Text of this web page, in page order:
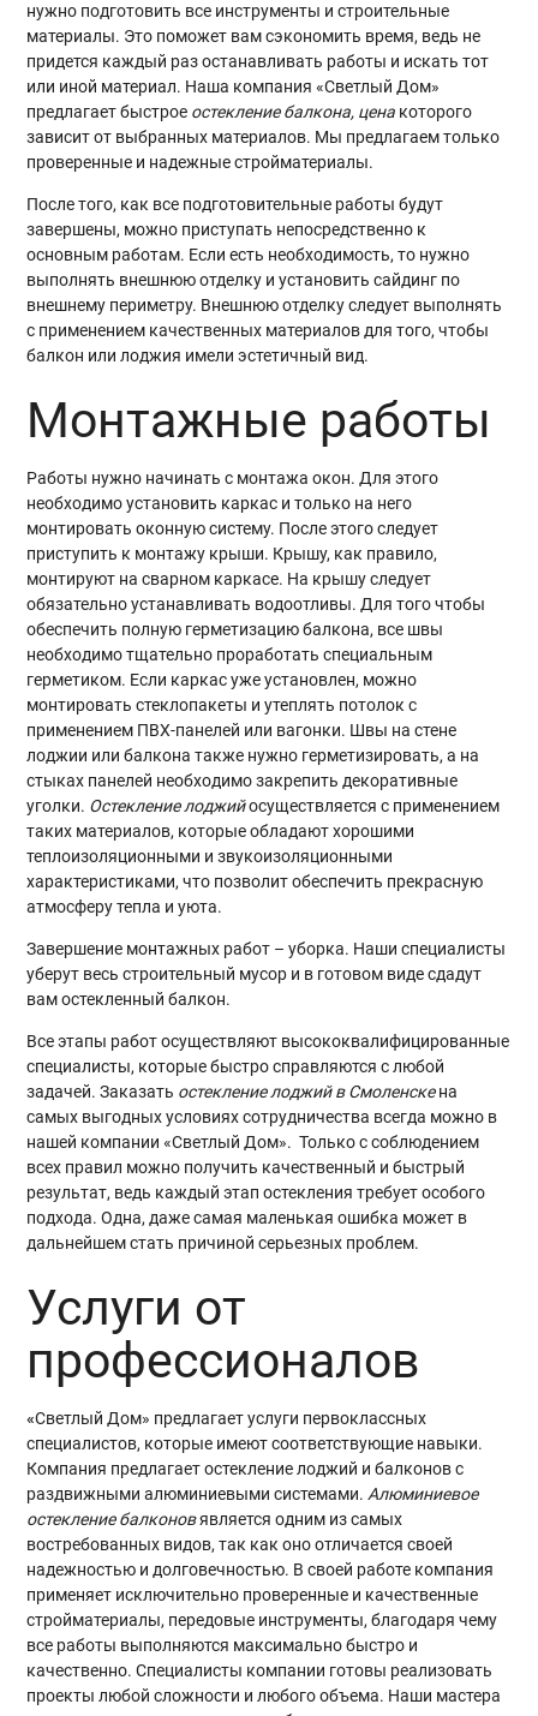
нужно подготовить все инструменты и строительные
материалы. Это поможет вам сэкономить время, ведь не
придется каждый раз останавливать работы и искать тот
или иной материал. Наша компания «Светлый Дом»
предлагает быстрое остекление балкона, цена которого
зависит от выбранных материалов. Мы предлагаем только
проверенные и надежные стройматериалы.
После того, как все подготовительные работы будут
завершены, можно приступать непосредственно к
основным работам. Если есть необходимость, то нужно
выполнять внешнюю отделку и установить сайдинг по
внешнему периметру. Внешнюю отделку следует выполнять
с применением качественных материалов для того, чтобы
балкон или лоджия имели эстетичный вид.
Монтажные работы
Работы нужно начинать с монтажа окон. Для этого
необходимо установить каркас и только на него
монтировать оконную систему. После этого следует
приступить к монтажу крыши. Крышу, как правило,
монтируют на сварном каркасе. На крышу следует
обязательно устанавливать водоотливы. Для того чтобы
обеспечить полную герметизацию балкона, все швы
необходимо тщательно проработать специальным
герметиком. Если каркас уже установлен, можно
монтировать стеклопакеты и утеплять потолок с
применением ПВХ-панелей или вагонки. Швы на стене
лоджии или балкона также нужно герметизировать, а на
стыках панелей необходимо закрепить декоративные
уголки. Остекление лоджийосуществляется с применением
таких материалов, которые обладают хорошими
теплоизоляционными и звукоизоляционными
характеристиками, что позволит обеспечить прекрасную
атмосферу тепла и уюта.
Завершение монтажных работ – уборка. Наши специалисты
уберут весь строительный мусор и в готовом виде сдадут
вам остекленный балкон.
Все этапы работ осуществляют высококвалифицированные
специалисты, которые быстро справляются с любой
задачей. Заказать остекление лоджий в Смоленскена
самых выгодных условиях сотрудничества всегда можно в
нашей компании «Светлый Дом». Только с соблюдением
всех правил можно получить качественный и быстрый
результат, ведь каждый этап остекления требует особого
подхода. Одна, даже самая маленькая ошибка может в
дальнейшем стать причиной серьезных проблем.
Услуги от
профессионалов
«Светлый Дом» предлагает услуги первоклассных
специалистов, которые имеют соответствующие навыки.
Компания предлагает остекление лоджий и балконов с
раздвижными алюминиевыми системами. Алюминиевое
остекление балконовявляется одним из самых
востребованных видов, так как оно отличается своей
надежностью и долговечностью. В своей работе компания
применяет исключительно проверенные и качественные
стройматериалы, передовые инструменты, благодаря чему
все работы выполняются максимально быстро и
качественно. Специалисты компании готовы реализовать
проекты любой сложности и любого объема. Наши мастера